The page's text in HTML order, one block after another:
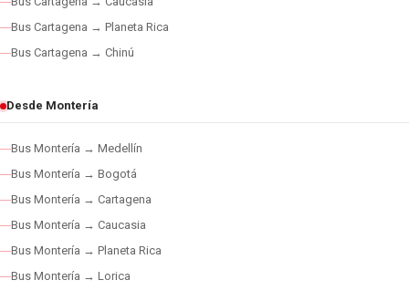
Bus Cartagena → Planeta Rica
Bus Cartagena → Chinú
Desde Montería
Bus Montería → Medellín
Bus Montería → Bogotá
Bus Montería → Cartagena
Bus Montería → Caucasia
Bus Montería → Planeta Rica
Bus Montería → Lorica